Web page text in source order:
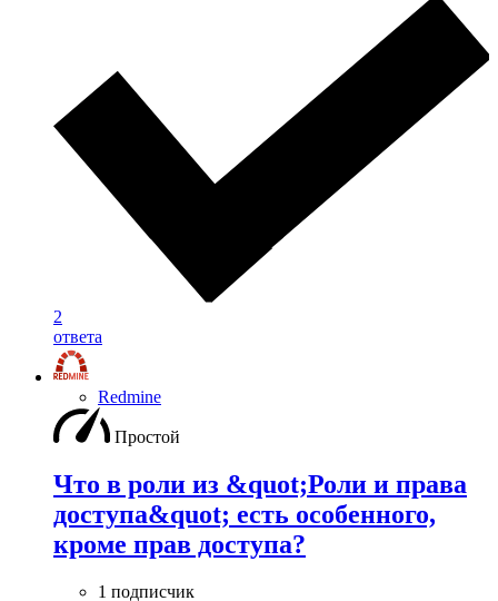
2
ответа
Redmine
Простой
Что в роли из &quot;Роли и права
доступа&quot; есть особенного,
кроме прав доступа?
1 подписчик